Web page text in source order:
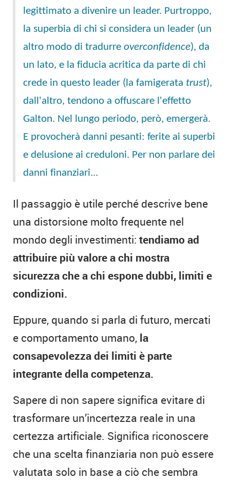
legittimato a divenire un leader. Purtroppo,
la superbia di chi si considera un leader (un
altro modo di tradurre overconfidence), da
un lato, e la fiducia acritica da parte di chi
crede in questo leader (la famigerata trust),
dall'altro, tendono a offuscare l'effetto
Galton. Nel lungo periodo, però, emergerà.
E provocherà danni pesanti: ferite ai superbi
e delusione ai creduloni. Per non parlare dei
danni finanziari...
Il passaggio è utile perché descrive bene
una distorsione molto frequente nel
mondo degli investimenti: tendiamo ad
attribuire più valore a chi mostra
sicurezza che a chi espone dubbi, limiti e
condizioni.
Eppure, quando si parla di futuro, mercati
e comportamento umano, la
consapevolezza dei limiti è parte
integrante della competenza.
Sapere di non sapere significa evitare di
trasformare un’incertezza reale in una
certezza artificiale. Significa riconoscere
che una scelta finanziaria non può essere
valutata solo in base a ciò che sembra